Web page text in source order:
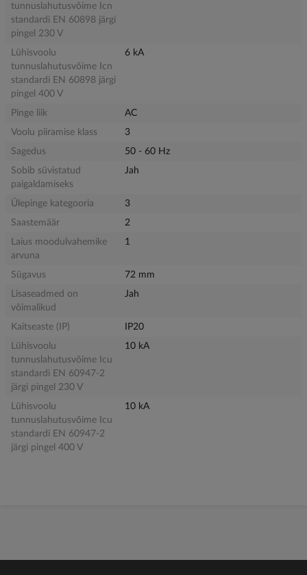
tunnuslahutusvõime Icn
standardi EN 60898 järgi
pingel 230 V
Lühisvoolu
tunnuslahutusvõime Icn
standardi EN 60898 järgi
pingel 400 V
6 kA
Pinge liik
AC
Voolu piiramise klass
3
Sagedus
50 - 60 Hz
Sobib süvistatud
paigaldamiseks
Jah
Ülepinge kategooria
3
Saastemäär
2
Laius moodulvahemike
arvuna
1
Sügavus
72 mm
Lisaseadmed on
võimalikud
Jah
Kaitseaste (IP)
IP20
Lühisvoolu
tunnuslahutusvõime Icu
standardi EN 60947-2
järgi pingel 230 V
10 kA
Lühisvoolu
tunnuslahutusvõime Icu
standardi EN 60947-2
järgi pingel 400 V
10 kA